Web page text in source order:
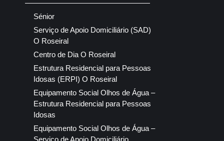
Sénior
Serviço de Apoio Domiciliário (SAD)
O Roseiral
Centro de Dia O Roseiral
Estrutura Residencial para Pessoas
Idosas (ERPI) O Roseiral
Equipamento Social Olhos de Água –
Estrutura Residencial para Pessoas
Idosas
Equipamento Social Olhos de Água –